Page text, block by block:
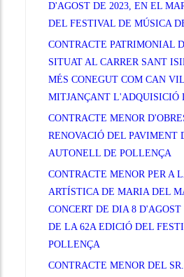
D'AGOST DE 2023, EN EL
DEL FESTIVAL DE MÚSICA
CONTRACTE PATRIMONIAL
SITUAT AL CARRER SANT
MÉS CONEGUT COM CAN
MITJANÇANT L'ADQUISICIÓ
CONTRACTE MENOR
RENOVACIÓ DEL PAVIMENT
AUTONELL DE POLLENÇA
CONTRACTE MENOR PER A
ARTÍSTICA DE MARIA DEL
CONCERT DE DIA 8
DE LA 62A EDICIÓ DEL
POLLENÇA
CONTRACTE MENOR DEL